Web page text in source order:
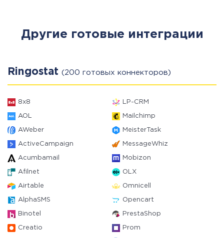
Другие готовые интеграции
Ringostat (200 готовых коннекторов)
8x8 LP-CRM
AOL Mailchimp
AWeber MeisterTask
ActiveCampaign MessageWhiz
Acumbamail Mobizon
Afilnet OLX
Airtable Omnicell
AlphaSMS Opencart
Binotel PrestaShop
Creatio Prom